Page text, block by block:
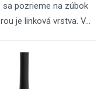
sa pozrieme na zúbok
je linková vrstva. V...